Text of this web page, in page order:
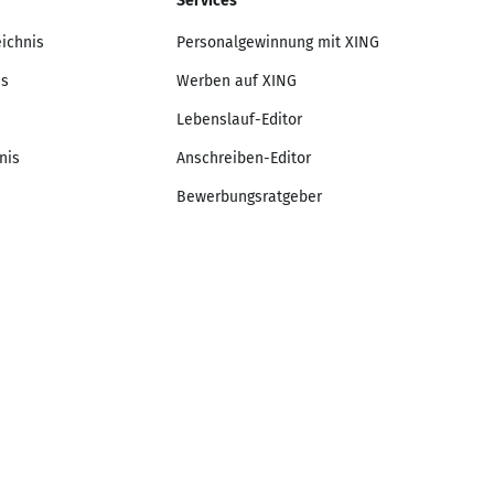
Personalgewinnung mit XING
Werben auf XING
Lebenslauf-Editor
Anschreiben-Editor
Bewerbungsratgeber